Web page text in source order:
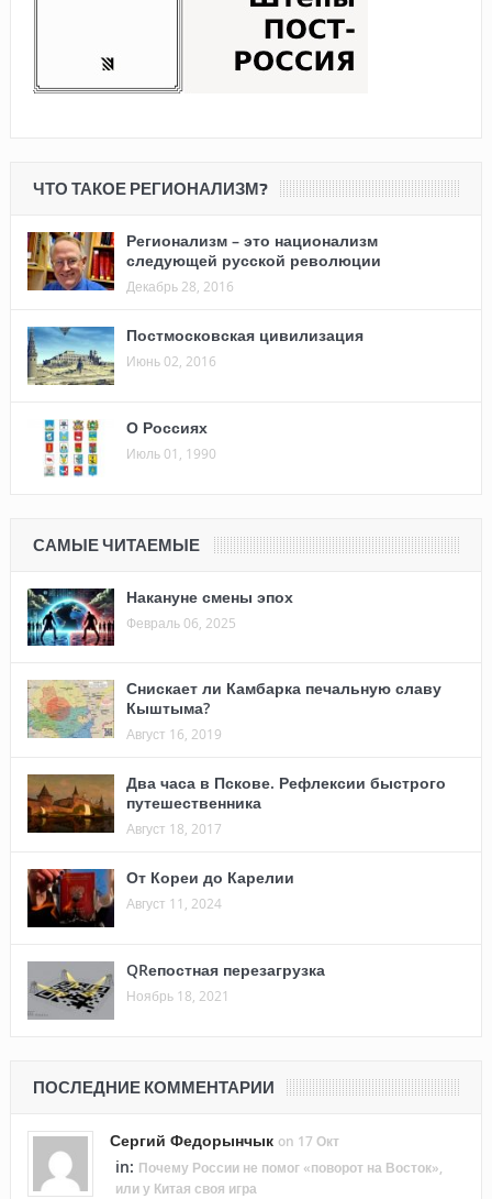
ЧТО ТАКОЕ РЕГИОНАЛИЗМ?
Регионализм – это национализм
следующей русской революции
Декабрь 28, 2016
Постмосковская цивилизация
Июнь 02, 2016
О Россиях
Июль 01, 1990
САМЫЕ ЧИТАЕМЫЕ
Накануне смены эпох
Февраль 06, 2025
Снискает ли Камбарка печальную славу
Кыштыма?
Август 16, 2019
Два часа в Пскове. Рефлексии быстрого
путешественника
Август 18, 2017
От Кореи до Карелии
Август 11, 2024
QRепостная перезагрузка
Ноябрь 18, 2021
ПОСЛЕДНИЕ КОММЕНТАРИИ
Сергий Федорынчык on 17 Окт
in: Почему России не помог «поворот на Восток»,
или у Китая своя игра